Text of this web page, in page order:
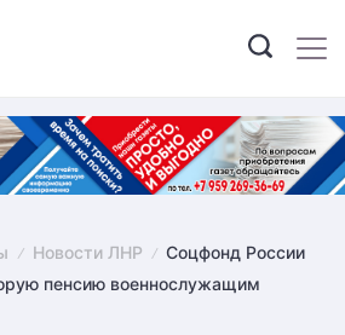
Новости ЛНР
Соцфонд России
пенсию военнослужащим